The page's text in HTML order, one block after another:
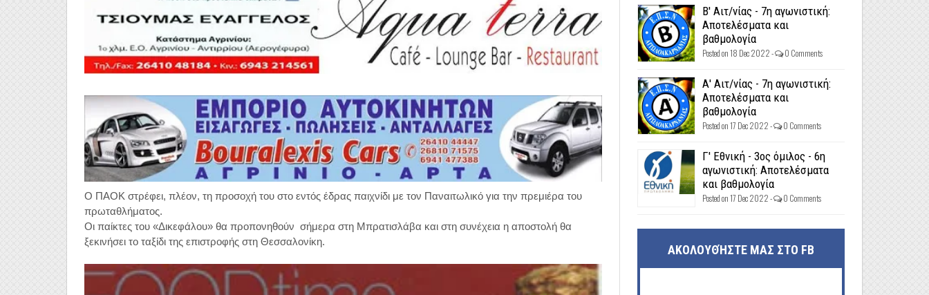
Ο ΠΑΟΚ στρέφει, πλέον, τη προσοχή του στο εντός έδρας παιχνίδι με τον Παναιτωλικό για την πρεμιέρα του
πρωταθλήματος.
Οι παίκτες του «Δικεφάλου» θα προπονηθούν σήμερα στη Μπρατισλάβα και στη συνέχεια η αποστολή θα
ξεκινήσει το ταξίδι της επιστροφής στη Θεσσαλονίκη.
Β' Αιτ/νίας - 7η αγωνιστική:
Αποτελέσματα και
βαθμολογία
Posted on 18 Dec 2022 - 0 Comments
Α' Αιτ/νίας - 7η αγωνιστική:
Αποτελέσματα και
βαθμολογία
Posted on 17 Dec 2022 - 0 Comments
Γ' Εθνική - 3ος όμιλος - 6η
αγωνιστική: Αποτελέσματα
και βαθμολογία
Posted on 17 Dec 2022 - 0 Comments
ΑΚΟΛΟΥΘΉΣΤΕ ΜΑΣ ΣΤΟ FB